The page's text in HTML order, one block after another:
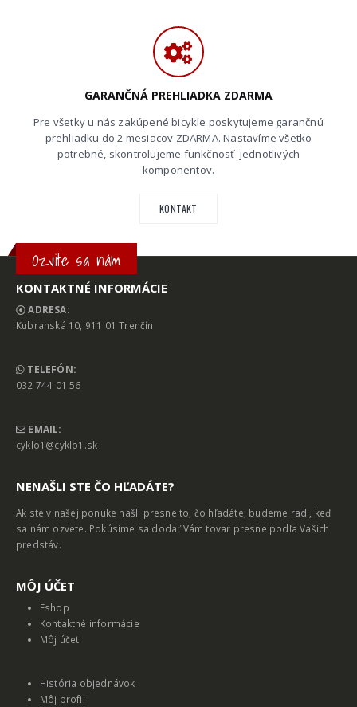
GARANČNÁ PREHLIADKA ZDARMA
Pre všetky u nás zakúpené bicykle poskytujeme garančnú
prehliadku do 2 mesiacov ZDARMA. Nastavíme všetko
potrebné, skontrolujeme funkčnosť jednotlivých
komponentov.
KONTAKT
Ozvite sa nám
KONTAKTNÉ INFORMÁCIE
ADRESA:
Kubranská 10, 911 01 Trenčín
TELEFÓN:
032 744 01 56
EMAIL:
cyklo1@cyklo1.sk
NENAŠLI STE ČO HĽADÁTE?
Ak ste v našej ponuke našli presne to, čo hľadáte, budeme radi, keď
sa nám ozvete. Pokúsime sa dodať Vám tovar presne podľa Vašich
predstáv.
MȎJ ÚČET
Eshop
Kontaktné informácie
Môj účet
História objednávok
Môj profil